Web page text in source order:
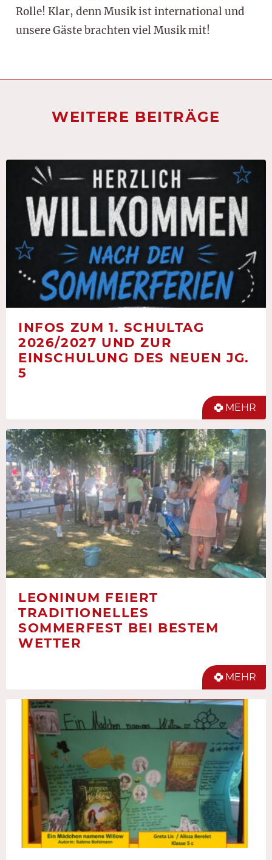
Rolle! Klar, denn Musik ist international und
unsere Gäste brachten viel Musik mit!
WEITERE BEITRÄGE
INFOS ZUM 1. SCHULTAG
2026/2027 UND ZUR
EINSCHULUNG DES NEUEN JG.
5
MEHR
LEONINUM FEIERT
TRADITIONELLES
SOMMERFEST BEI BESTEM
WETTER
MEHR